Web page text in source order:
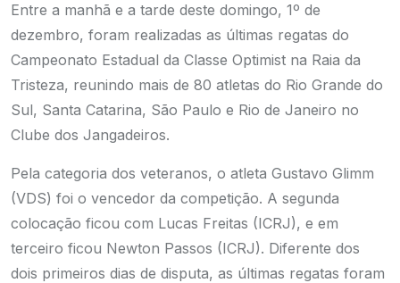
Entre a manhã e a tarde deste domingo, 1º de
dezembro, foram realizadas as últimas regatas do
Campeonato Estadual da Classe Optimist na Raia da
Tristeza, reunindo mais de 80 atletas do Rio Grande do
Sul, Santa Catarina, São Paulo e Rio de Janeiro no
Clube dos Jangadeiros.
Pela categoria dos veteranos, o atleta Gustavo Glimm
(VDS) foi o vencedor da competição. A segunda
colocação ficou com Lucas Freitas (ICRJ), e em
terceiro ficou Newton Passos (ICRJ). Diferente dos
dois primeiros dias de disputa, as últimas regatas foram